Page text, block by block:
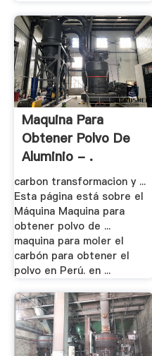
Maquina Para
Obtener Polvo De
Aluminio - .
carbon transformacion y ...
Esta página está sobre el
Máquina Maquina para
obtener polvo de ...
maquina para moler el
carbón para obtener el
polvo en Perú. en ...